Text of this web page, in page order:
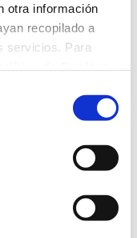
otra información
recopilado a
servicios. Para
| TEL.
SALUD PÚBLICA |